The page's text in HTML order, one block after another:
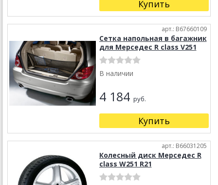
Купить
арт.: B67660109
Сетка напольная в багажник
для Мерседес R class V251
В наличии
4 184 руб.
Купить
арт.: B66031205
Колесный диск Мерседес R
class W251 R21